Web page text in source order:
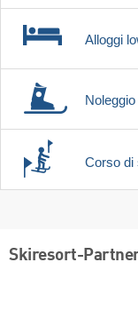
Alloggi
Corso di
Skiresort-